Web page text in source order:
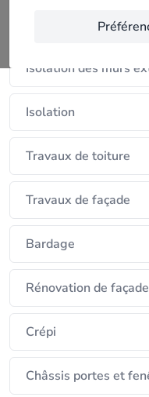
Isolation de la toiture
Isolation des murs
Isolation
Travaux de toiture
Travaux de façade
Bardage
Rénovation de façade
Crépi
Châssis portes et